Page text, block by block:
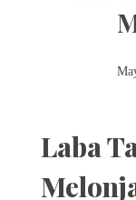
Laba